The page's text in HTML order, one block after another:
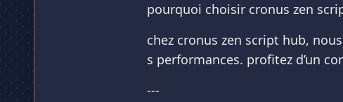
pourquoi choisir cronus zen
chez cronus zen script hub,
s performances. profitez d’un
---